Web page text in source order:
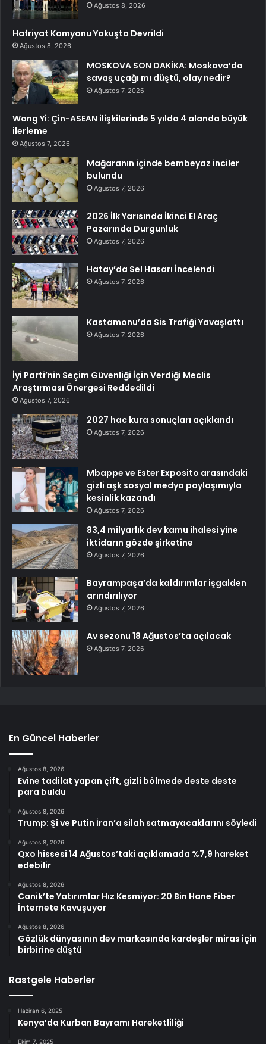
Ağustos 8, 2026
Hafriyat Kamyonu Yokuşta Devrildi
Ağustos 8, 2026
MOSKOVA SON DAKİKA: Moskova’da
savaş uçağı mı düştü, olay nedir?
Ağustos 7, 2026
Wang Yi: Çin-ASEAN ilişkilerinde 5 yılda 4 alanda büyük
ilerleme
Ağustos 7, 2026
Mağaranın içinde bembeyaz inciler
bulundu
Ağustos 7, 2026
2026 İlk Yarısında İkinci El Araç
Pazarında Durgunluk
Ağustos 7, 2026
Hatay’da Sel Hasarı İncelendi
Ağustos 7, 2026
Kastamonu’da Sis Trafiği Yavaşlattı
Ağustos 7, 2026
İyi Parti’nin Seçim Güvenliği İçin Verdiği Meclis
Araştırması Önergesi Reddedildi
Ağustos 7, 2026
2027 hac kura sonuçları açıklandı
Ağustos 7, 2026
Mbappe ve Ester Exposito arasındaki
gizli aşk sosyal medya paylaşımıyla
kesinlik kazandı
Ağustos 7, 2026
83,4 milyarlık dev kamu ihalesi yine
iktidarın gözde şirketine
Ağustos 7, 2026
Bayrampaşa’da kaldırımlar işgalden
arındırılıyor
Ağustos 7, 2026
Av sezonu 18 Ağustos’ta açılacak
Ağustos 7, 2026
En Güncel Haberler
Ağustos 8, 2026
Evine tadilat yapan çift, gizli bölmede deste deste
para buldu
Ağustos 8, 2026
Trump: Şi ve Putin İran’a silah satmayacaklarını söyledi
Ağustos 8, 2026
Qxo hissesi 14 Ağustos’taki açıklamada %7,9 hareket
edebilir
Ağustos 8, 2026
Canik’te Yatırımlar Hız Kesmiyor: 20 Bin Hane Fiber
İnternete Kavuşuyor
Ağustos 8, 2026
Gözlük dünyasının dev markasında kardeşler miras için
birbirine düştü
Rastgele Haberler
Haziran 6, 2025
Kenya’da Kurban Bayramı Hareketliliği
Ekim 7, 2025